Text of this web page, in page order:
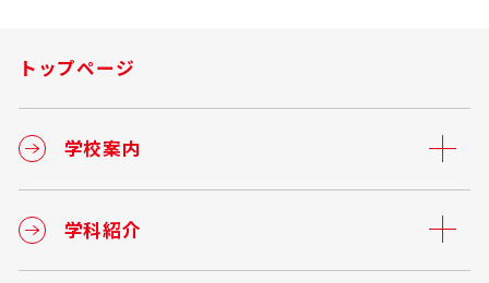
トップページ
学校案内
学科紹介